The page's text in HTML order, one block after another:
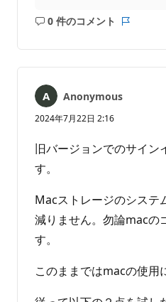
0 件のコメント
コ
ト
あ
り
せ
レ
ト
Anonymous
2024年7月22日 2:16
旧バージョンでのサイン
す。
Macストレージのシステ
減りません。勿論macの
す。
このままではmacの使用